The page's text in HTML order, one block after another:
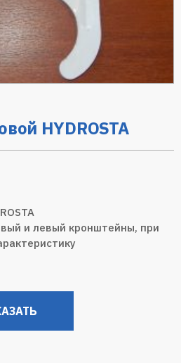
HYDROSTA
и левый кронштейны, при